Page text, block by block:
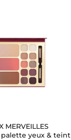
MERVEILLES
palette yeux & teint